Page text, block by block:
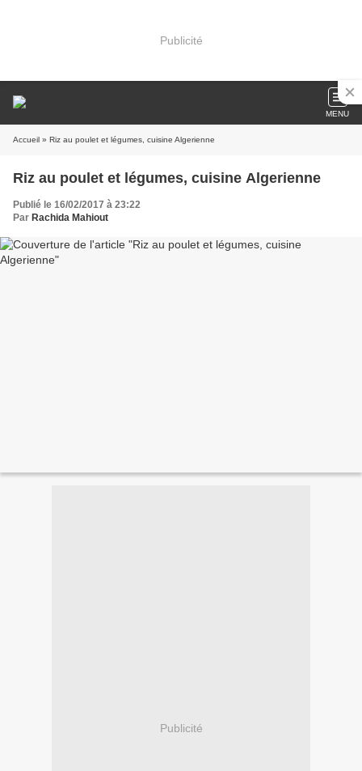
Publicité
MENU
Accueil » Riz au poulet et légumes, cuisine Algerienne
Riz au poulet et légumes, cuisine Algerienne
Publié le 16/02/2017 à 23:22
Par Rachida Mahiout
Publicité